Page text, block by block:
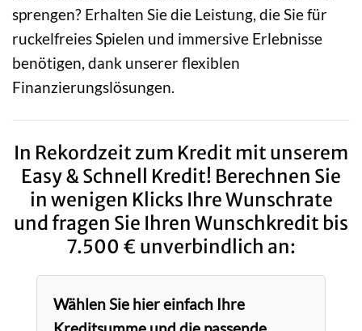
sprengen? Erhalten Sie die Leistung, die Sie für
ruckelfreies Spielen und immersive Erlebnisse
benötigen, dank unserer flexiblen
Finanzierungslösungen.
In Rekordzeit zum Kredit mit unserem
Easy & Schnell Kredit! Berechnen Sie
in wenigen Klicks Ihre Wunschrate
und fragen Sie Ihren Wunschkredit bis
7.500 € unverbindlich an:
Wählen Sie hier einfach Ihre